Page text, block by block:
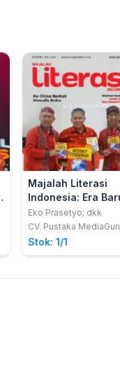
Majalah Literasi
Indonesia: Era
Internet
Eko Prasetyo; dkk
CV. Pustaka
Stok: 1/1